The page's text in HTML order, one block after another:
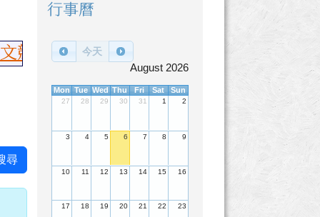
績，國語朗讀國小乙組：第一名陳繶
尋
右邊區域內容
行事曆
今天
August 2026
Mon Tue Wed Thu Fri Sat Sun
27 28 29 30 31 1 2
3 4 5 6 7 8 9
10 11 12 13 14 15 16
17 18 19 20 21 22 23